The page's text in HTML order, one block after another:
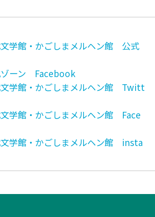
学館・かごしまメルヘン館 公式
ゾーン Facebook
文学館・かごしまメルヘン館 Twitt
学館・かごしまメルヘン館 Face
学館・かごしまメルヘン館 insta